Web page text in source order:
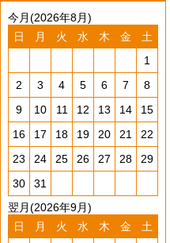
今月(2026年8月)
日
月 火 水 木 金
土
1
2
3 4 5 6 7
8
9
10 11 12 13 14
15
16
17 18 19 20 21
22
23
24 25 26 27 28
29
30
31
翌月(2026年9月)
日
月 火 水 木 金
土